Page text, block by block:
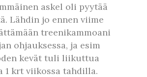
askel oli pyytää
Lähdin jo ennen viime
treenikammoani
ohjauksessa, ja esim
kevät tuli liikuttua
1 krt viikossa tahdilla.